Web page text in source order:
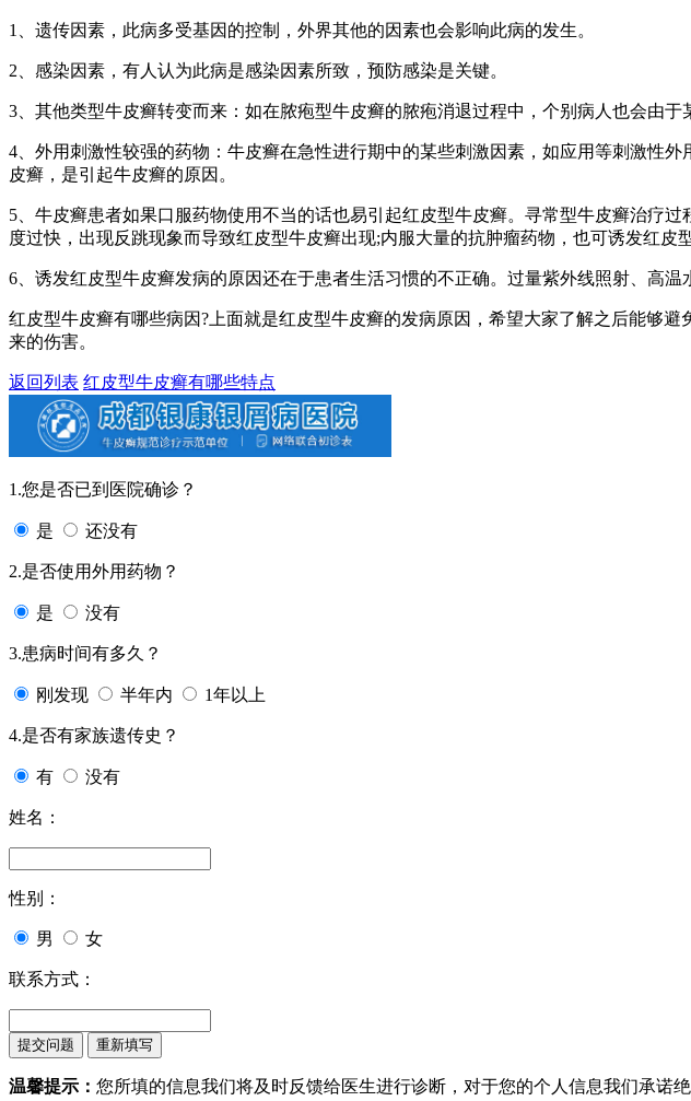
1、遗传因素，此病多受基因的控制，外界其他的因素也会影响此病的发生。
2、感染因素，有人认为此病是感染因素所致，预防感染是关键。
3、其他类型牛皮癣转变而来：如在脓疱型牛皮癣的脓疱消退过程中，个别病人也会由于
4、外用刺激性较强的药物：牛皮癣在急性进行期中的某些刺激因素，如应用等刺激性
皮癣，是引起牛皮癣的原因。
5、牛皮癣患者如果口服药物使用不当的话也易引起红皮型牛皮癣。寻常型牛皮癣治疗
度过快，出现反跳现象而导致红皮型牛皮癣出现;内服大量的抗肿瘤药物，也可诱发红皮
6、诱发红皮型牛皮癣发病的原因还在于患者生活习惯的不正确。过量紫外线照射、高
红皮型牛皮癣有哪些病因?上面就是红皮型牛皮癣的发病原因，希望大家了解之后能够
来的伤害。
返回列表 红皮型牛皮癣有哪些特点
1.您是否已到医院确诊？
是 还没有
2.是否使用外用药物？
是 没有
3.患病时间有多久？
刚发现 半年内 1年以上
4.是否有家族遗传史？
有 没有
姓名：
性别：
男 女
联系方式：
温馨提示： 您所填的信息我们将及时反馈给医生进行诊断，对于您的个人信息我们承诺